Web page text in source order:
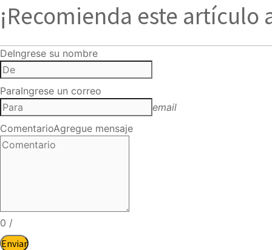
¡Recomienda este artículo
DeIngrese su nombre
ParaIngrese un correo
email
ComentarioAgregue mensaje
0 /
Enviar